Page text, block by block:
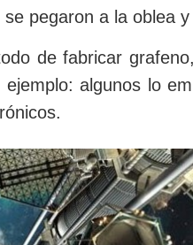
se pegaron a la oblea
de fabricar
algunos lo